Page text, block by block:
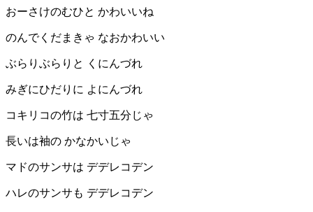
おーさけのむひと かわいいね
のんでくだまきゃ なおかわいい
ぶらりぶらりと くにんづれ
みぎにひだりに よにんづれ
コキリコの竹は 七寸五分じゃ
長いは袖の かなかいじゃ
マドのサンサは デデレコデン
ハレのサンサも デデレコデン